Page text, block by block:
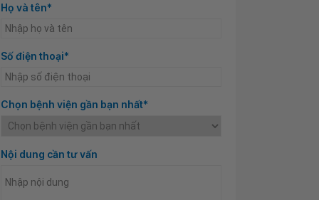
Họ và tên*
Số điện thoại*
Chọn bệnh viện gần bạn nhất*
Nội dung cần tư vấn